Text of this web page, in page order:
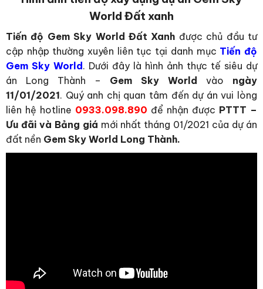
World Đất xanh
Tiến độ Gem Sky World Đất Xanh được chủ đầu tư
cập nhập thường xuyên liên tục tại danh mục Tiến độ
Gem Sky World. Dưới đây là hình ảnh thực tế siêu dự
án Long Thành – Gem Sky World vào ngày
11/01/2021. Quý anh chị quan tâm đến dự án vui lòng
liên hệ hotline 0933.098.890 để nhận được PTTT –
Ưu đãi và Bảng giá mới nhất tháng 01/2021 của dự án
đất nền Gem Sky World Long Thành.